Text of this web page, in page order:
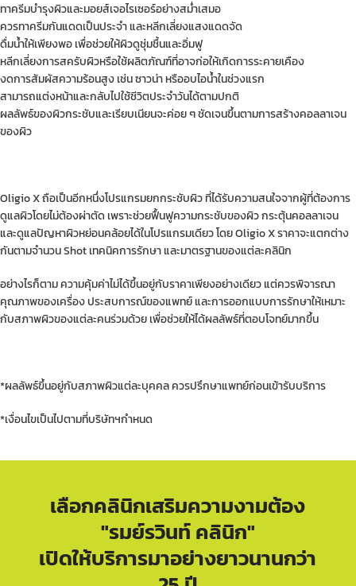
ทาครีมบำรุงผิวและมอยส์เจอไรเซอร์อย่างสม่ำเสมอ
ควรทาครีมกันแดดเป็นประจำ และหลีกเลี่ยงแสงแดดจัด
ดื่มน้ำให้เพียงพอ เพื่อช่วยให้ผิวดูชุ่มชื้นและอิ่มฟู
หลีกเลี่ยงการสครับผิวหรือใช้ผลิตภัณฑ์ที่อาจก่อให้เกิดการระคายเคือง
งดการสัมผัสความร้อนสูง เช่น ซาวน่า หรืออบไอน้ำในช่วงแรก
สามารถแต่งหน้าและกลับไปใช้ชีวิตประจำวันได้ตามปกติ
ผลลัพธ์ของผิวกระชับและเรียบเนียนจะค่อย ๆ ชัดเจนขึ้นตามการสร้างคอลลาเจน
ของผิว
Oligio X ถือเป็นอีกหนึ่งโปรแกรมยกกระชับผิว ที่ได้รับความสนใจจากผู้ที่ต้องการ
ดูแลผิวโดยไม่ต้องผ่าตัด เพราะช่วยฟื้นฟูความกระชับของผิว กระตุ้นคอลลาเจน
และดูแลปัญหาผิวหย่อนคล้อยได้ในโปรแกรมเดียว โดย Oligio X ราคาจะแตกต่าง
กันตามจำนวน Shot เทคนิคการรักษา และมาตรฐานของแต่ละคลินิก
อย่างไรก็ตาม ความคุ้มค่าไม่ได้ขึ้นอยู่กับราคาเพียงอย่างเดียว แต่ควรพิจารณา
คุณภาพของเครื่อง ประสบการณ์ของแพทย์ และการออกแบบการรักษาให้เหมาะ
กับสภาพผิวของแต่ละคนร่วมด้วย เพื่อช่วยให้ได้ผลลัพธ์ที่ตอบโจทย์มากขึ้น
*ผลลัพธ์ขึ้นอยู่กับสภาพผิวแต่ละบุคคล ควรปรึกษาแพทย์ก่อนเข้ารับบริการ
*เงื่อนไขเป็นไปตามที่บริษัทฯกำหนด
เลือกคลินิกเสริมความงามต้อง
"รมย์รวินท์ คลินิก"
เปิดให้บริการมาอย่างยาวนานกว่า